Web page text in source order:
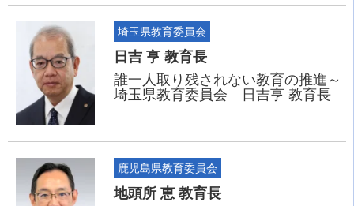
埼玉県教育委員会
日吉 亨 教育長
誰一人取り残されない教育の推進～
埼玉県教育委員会 日吉亨 教育長
鹿児島県教育委員会
地頭所 恵 教育長